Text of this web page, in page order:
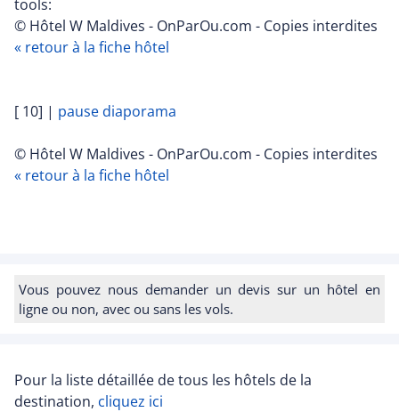
tools:
© Hôtel W Maldives - OnParOu.com - Copies interdites
« retour à la fiche hôtel
[ 10] | pause diaporama
© Hôtel W Maldives - OnParOu.com - Copies interdites
« retour à la fiche hôtel
Vous pouvez nous demander un devis sur un hôtel en
ligne ou non, avec ou sans les vols.
Pour la liste détaillée de tous les hôtels de la
destination, cliquez ici